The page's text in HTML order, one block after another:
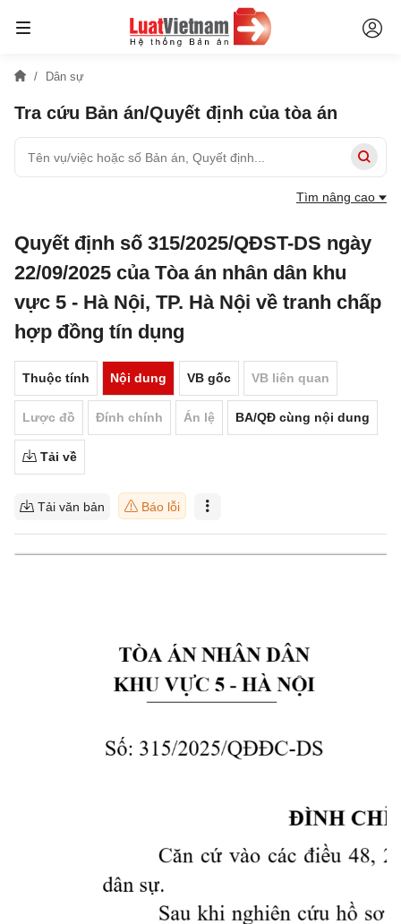
Dân sự
Tra cứu Bản án/Quyết định của tòa án
Tìm nâng cao
Quyết định số 315/2025/QĐST-DS ngày
22/09/2025 của Tòa án nhân dân khu
vực 5 - Hà Nội, TP. Hà Nội về tranh chấp
hợp đồng tín dụng
Thuộc tính Nội dung VB gốc VB liên quan
Lược đồ Đính chính Án lệ BA/QĐ cùng nội dung
Tải về
Tải văn bản Báo lỗi